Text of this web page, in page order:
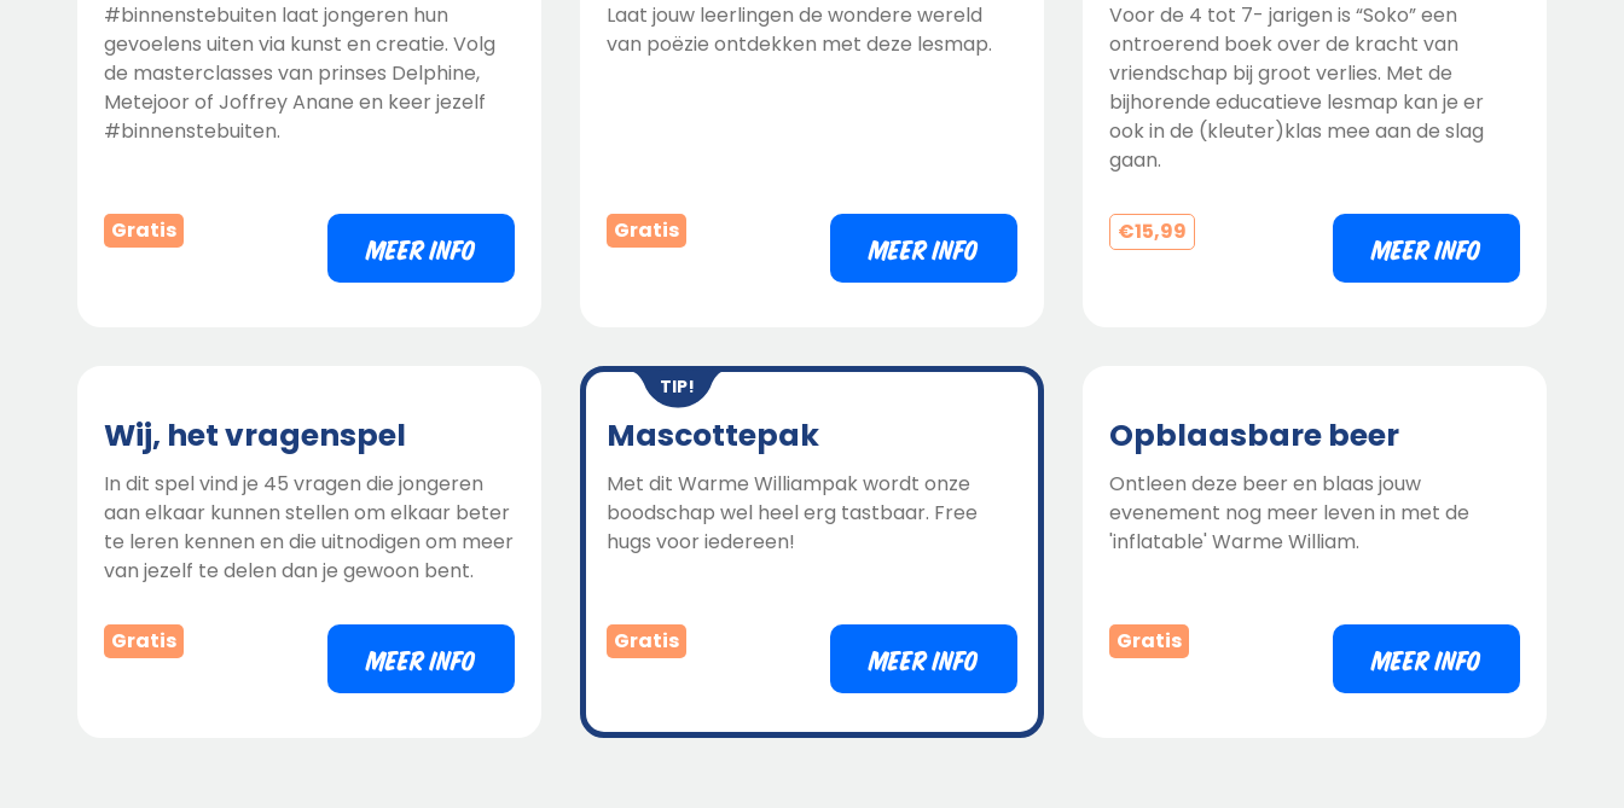
#binnenstebuiten laat jongeren hun
gevoelens uiten via kunst en creatie. Volg
de masterclasses van prinses Delphine,
Metejoor of Joffrey Anane en keer jezelf
#binnenstebuiten.
Gratis
MEER INFO
Laat jouw leerlingen de wondere wereld
van poëzie ontdekken met deze lesmap.
Gratis
MEER INFO
Voor de 4 tot 7- jarigen is “Soko” een
ontroerend boek over de kracht van
vriendschap bij groot verlies. Met de
bijhorende educatieve lesmap kan je er
ook in de (kleuter)klas mee aan de slag
gaan.
€15,99
MEER INFO
Wij, het vragenspel
In dit spel vind je 45 vragen die jongeren
aan elkaar kunnen stellen om elkaar beter
te leren kennen en die uitnodigen om meer
van jezelf te delen dan je gewoon bent.
Gratis
MEER INFO
Mascottepak
Met dit Warme Williampak wordt onze
boodschap wel heel erg tastbaar. Free
hugs voor iedereen!
Gratis
MEER INFO
TIP!
Opblaasbare beer
Ontleen deze beer en blaas jouw
evenement nog meer leven in met de
'inflatable' Warme William.
Gratis
MEER INFO